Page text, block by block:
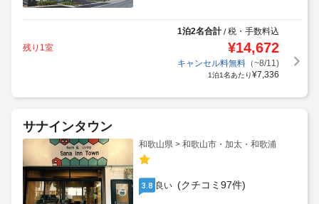
1泊2名合計/税・手数料込
残り1室
¥14,672
キャンセル料無料（~8/11)
1泊1名あたり¥7,336
サナインタウン
和歌山県 > 和歌山市・加太・和歌浦
3.8 良い (クチコミ97件)